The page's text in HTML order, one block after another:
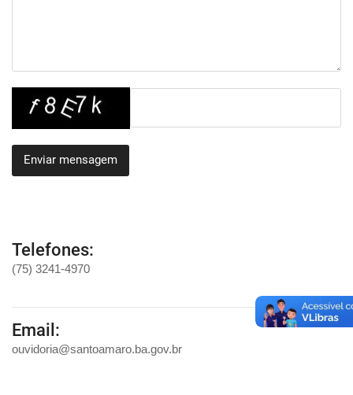
Enviar mensagem
Telefones:
(75) 3241-4970
Email:
ouvidoria@santoamaro.ba.gov.br